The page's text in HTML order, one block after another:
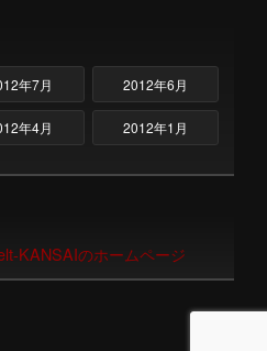
年7月 2012年6月
年4月 2012年1月
KANSAIのホームページ